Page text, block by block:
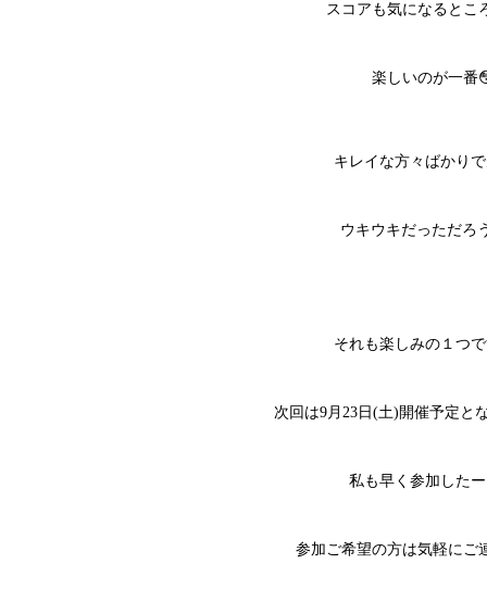
スコアも気になるとこ
楽しいのが一番
キレイな方々ばかり
ウキウキだっただ
それも楽しみの１つ
次回は9月23日(土)開催予定と
私も早く参加した
参加ご希望の方は気軽にご